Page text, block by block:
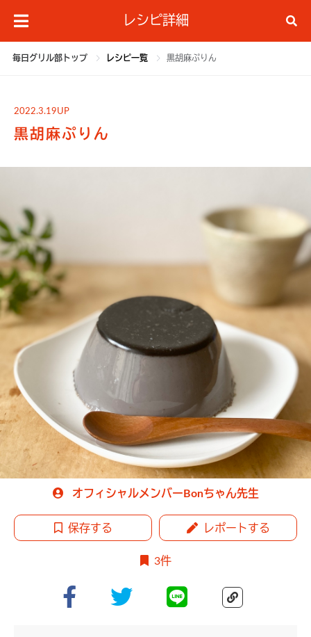
レシピ詳細
毎日グリル部トップ レシピ一覧 黒胡麻ぷりん
2022.3.19UP
黒胡麻ぷりん
オフィシャルメンバーBonちゃん先生
保存する レポートする
3件